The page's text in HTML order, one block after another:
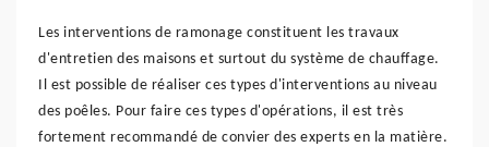
Les interventions de ramonage constituent les travaux
d'entretien des maisons et surtout du système de chauffage.
Il est possible de réaliser ces types d'interventions au niveau
des poêles. Pour faire ces types d'opérations, il est très
fortement recommandé de convier des experts en la matière.